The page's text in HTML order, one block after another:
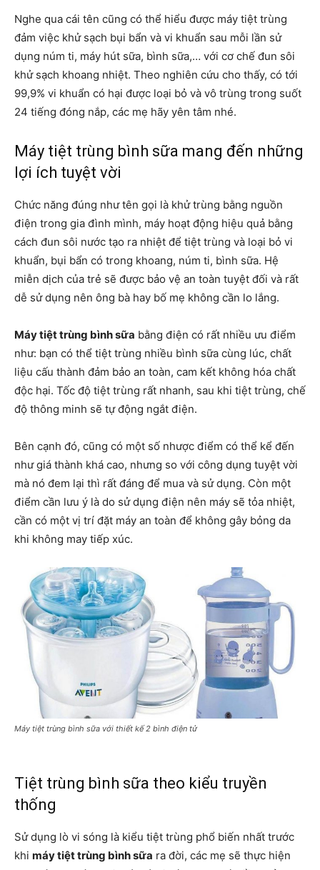
Nghe qua cái tên cũng có thể hiểu được máy tiệt trùng
đảm việc khử sạch bụi bẩn và vi khuẩn sau mỗi lần sử
dụng núm ti, máy hút sữa, bình sữa,… với cơ chế đun sôi
khử sạch khoang nhiệt. Theo nghiên cứu cho thấy, có tới
99,9% vi khuẩn có hại được loại bỏ và vô trùng trong suốt
24 tiếng đóng nắp, các mẹ hãy yên tâm nhé.
Máy tiệt trùng bình sữa mang đến những
lợi ích tuyệt vời
Chức năng đúng như tên gọi là khử trùng bằng nguồn
điện trong gia đình mình, máy hoạt động hiệu quả bằng
cách đun sôi nước tạo ra nhiệt để tiệt trùng và loại bỏ vi
khuẩn, bụi bẩn có trong khoang, núm ti, bình sữa. Hệ
miễn dịch của trẻ sẽ được bảo vệ an toàn tuyệt đối và rất
dễ sử dụng nên ông bà hay bố mẹ không cần lo lắng.
Máy tiệt trùng bình sữa bằng điện có rất nhiều ưu điểm
như: bạn có thể tiệt trùng nhiều bình sữa cùng lúc, chất
liệu cấu thành đảm bảo an toàn, cam kết không hóa chất
độc hại. Tốc độ tiệt trùng rất nhanh, sau khi tiệt trùng, chế
độ thông minh sẽ tự động ngắt điện.
Bên cạnh đó, cũng có một số nhược điểm có thể kể đến
như giá thành khá cao, nhưng so với công dụng tuyệt vời
mà nó đem lại thì rất đáng để mua và sử dụng. Còn một
điểm cần lưu ý là do sử dụng điện nên máy sẽ tỏa nhiệt,
cần có một vị trí đặt máy an toàn để không gây bỏng da
khi không may tiếp xúc.
Máy tiệt trùng bình sữa với thiết kế 2 bình điện tử
Tiệt trùng bình sữa theo kiểu truyền
thống
Sử dụng lò vi sóng là kiểu tiệt trùng phổ biến nhất trước
khi máy tiệt trùng bình sữa ra đời, các mẹ sẽ thực hiện